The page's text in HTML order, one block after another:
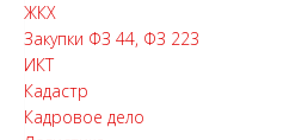
ЖКХ
Закупки ФЗ 44, ФЗ 223
ИКТ
Кадастр
Кадровое дело